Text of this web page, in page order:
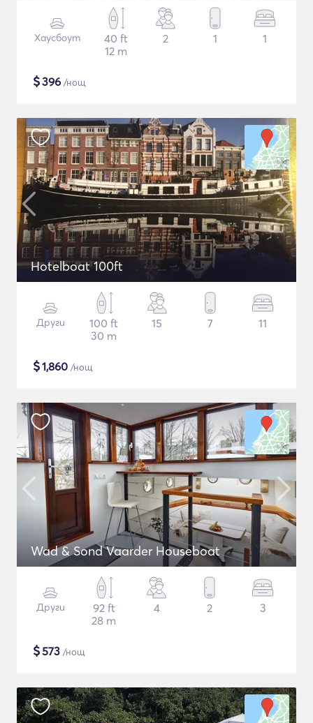
Хаусбоут
40 ft
12 m
2 1 1
$396 /нощ
Hotelboat 100ft
Други
100 ft
30 m
15 7 11
$1,860 /нощ
Wad & Sond Vaarder Houseboat
Други
92 ft
28 m
4 2 3
$573 /нощ